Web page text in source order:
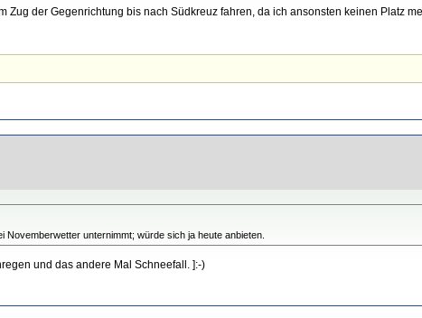
der Gegenrichtung bis nach Südkreuz fahren, da ich ansonsten keinen Platz
unternimmt; würde sich ja heute anbieten.
und das andere Mal Schneefall. ]:-)